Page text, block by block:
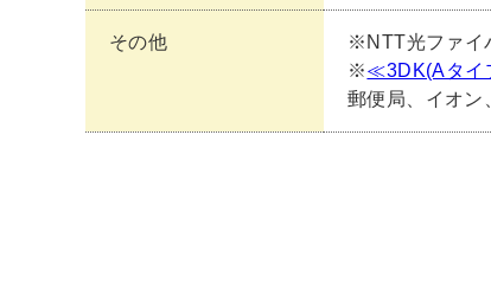
その他
※NTT光ファイ
※≪3DK(Aタイ
郵便局、イオン